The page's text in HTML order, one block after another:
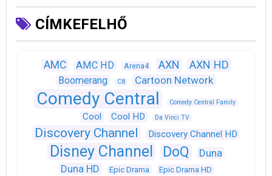
CÍMKEFELHŐ
AMC AMC HD Arena4 AXN AXN HD
Boomerang C8 Cartoon Network
Comedy Central Comedy Central Family
Cool Cool HD Da Vinci TV
Discovery Channel Discovery Channel HD
Disney Channel DoQ
Duna
Duna HD
Epic Drama Epic Drama HD